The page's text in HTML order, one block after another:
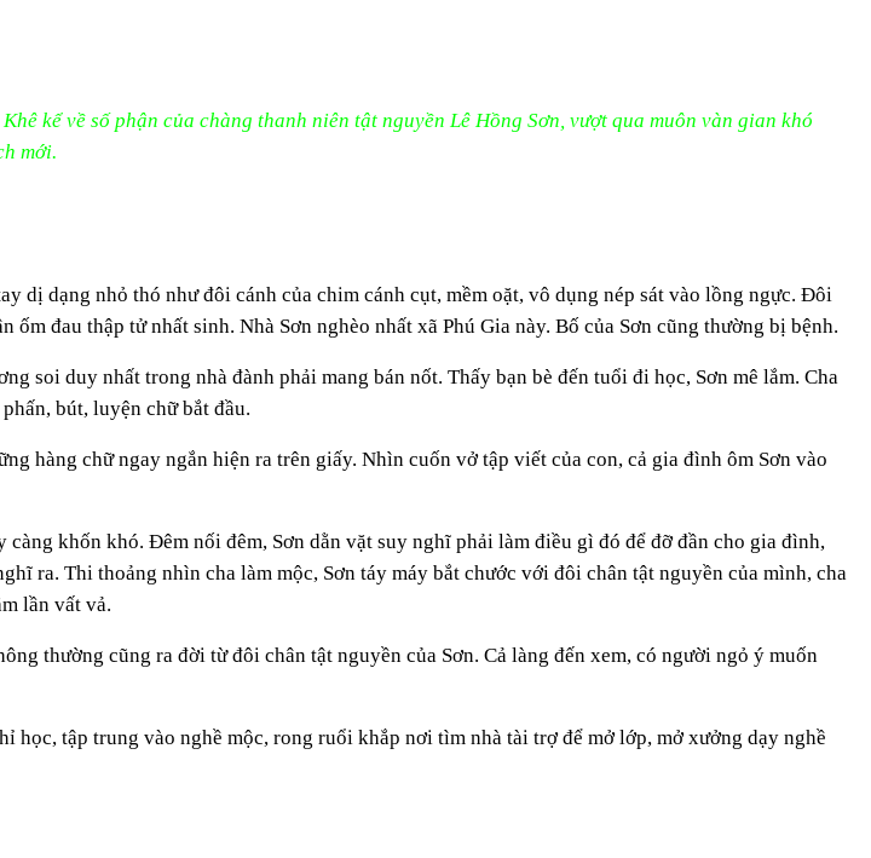
kể về số phận của chàng thanh niên tật nguyền Lê Hồng Sơn, vượt qua muôn vàn gian khó
mới.
dị dạng nhỏ thó như đôi cánh của chim cánh cụt, mềm oặt, vô dụng nép sát vào lồng ngực. Đôi
đau thập tử nhất sinh. Nhà Sơn nghèo nhất xã Phú Gia này. Bố của Sơn cũng thường bị bệnh.
soi duy nhất trong nhà đành phải mang bán nốt. Thấy bạn bè đến tuổi đi học, Sơn mê lắm. Cha
bút, luyện chữ bắt đầu.
hàng chữ ngay ngắn hiện ra trên giấy. Nhìn cuốn vở tập viết của con, cả gia đình ôm Sơn vào
khốn khó. Đêm nối đêm, Sơn dằn vặt suy nghĩ phải làm điều gì đó để đỡ đần cho gia đình,
ra. Thi thoảng nhìn cha làm mộc, Sơn táy máy bắt chước với đôi chân tật nguyền của mình, cha
lần vất vả.
thường cũng ra đời từ đôi chân tật nguyền của Sơn. Cả làng đến xem, có người ngỏ ý muốn
học, tập trung vào nghề mộc, rong ruổi khắp nơi tìm nhà tài trợ để mở lớp, mở xưởng dạy nghề